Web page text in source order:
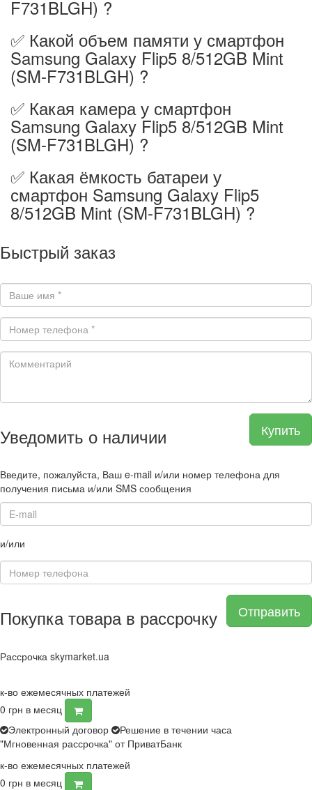
F731BLGH) ?
✅ Какой объем памяти у смартфон
Samsung Galaxy Flip5 8/512GB Mint
(SM-F731BLGH) ?
✅ Какая камера у смартфон
Samsung Galaxy Flip5 8/512GB Mint
(SM-F731BLGH) ?
✅ Какая ёмкость батареи у
смартфон Samsung Galaxy Flip5
8/512GB Mint (SM-F731BLGH) ?
Быстрый заказ
Купить
Уведомить о наличии
Введите, пожалуйста, Ваш e-mail и/или номер телефона для
получения письма и/или SMS сообщения
и/или
Отправить
Покупка товара в рассрочку
Рассрочка skymarket.ua
к-во ежемесячных платежей
0 грн в месяц
Электронный договор
Решение в течении часа
"Мгновенная рассрочка" от ПриватБанк
к-во ежемесячных платежей
0 грн в месяц